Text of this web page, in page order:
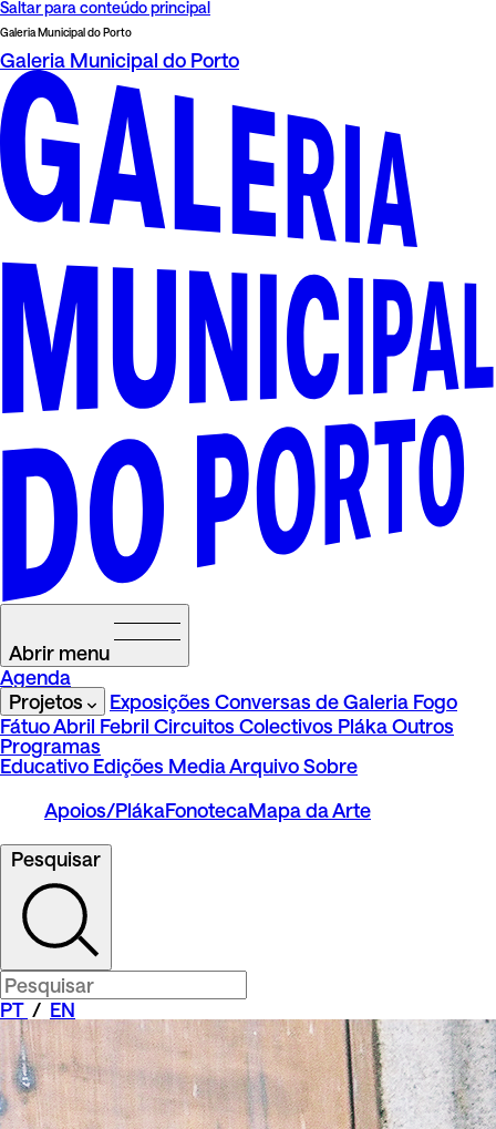
Saltar para conteúdo principal
Galeria Municipal do Porto
Galeria Municipal do Porto
Abrir menu
Agenda
Projetos
Exposições Conversas de Galeria Fogo
FátuoAbril Febril Circuitos Colectivos PlákaOutros
Programas
Educativo Edições MediaArquivoSobre
Apoios/PlákaFonotecaMapa da Arte
Pesquisar
PT / EN